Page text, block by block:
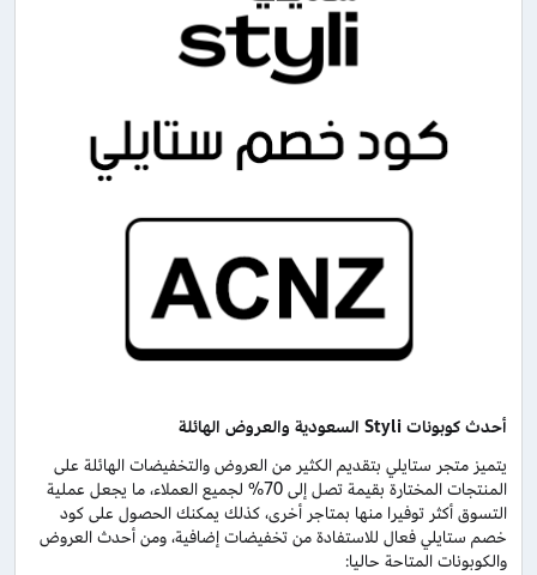
أحدث كوبونات
السعودية والعروض الهائلة
يتميز متجر ستايلي بتقديم الكثير من العروض والتخفيضات الهائلة على
المنتجات المختارة بقيمة تصل إلى 70% لجميع العملاء، ما يجعل عملية
التسوق أكثر توفيرا منها بمتاجر أخرى، كذلك يمكنك الحصول على كود
خصم ستايلي فعال للاستفادة من تخفيضات إضافية، ومن أحدث العروض
والكوبونات المتاحة حاليا: